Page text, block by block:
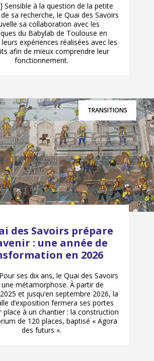
Sensible à la question de la petite
sa recherche, le Quai des Savoirs
sa collaboration avec les
du Babylab de Toulouse en
expériences réalisées avec les
afin de mieux comprendre leur
fonctionnement.
TRANSITIONS
des Savoirs prépare
: une année de
en 2026
ses dix ans, le Quai des Savoirs
une métamorphose. À partir de
et jusqu’en septembre 2026, la
d’exposition fermera ses portes
place à un chantier : la construction
de 120 places, baptisé « Agora
des futurs ».